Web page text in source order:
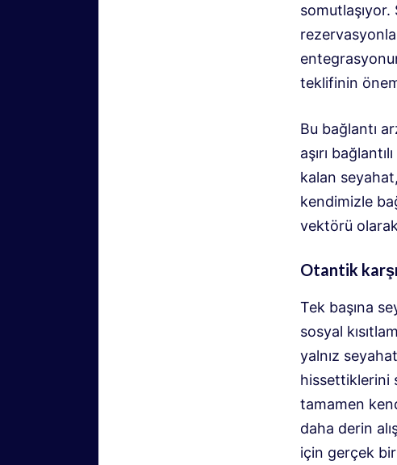
teklifinin
Bu bağlantı
aşırı
kalan
kendimizle
vektörü
Otantik
Tek başına
sosyal
yalnız
hissettiklerini
tamamen
daha derin
için gerçek